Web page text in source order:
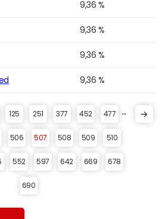
9,36 %
9,36 %
9,36 %
9,36 %
125 251 377 452 477
506 507 508 509 510
552 597 642 669 678
690